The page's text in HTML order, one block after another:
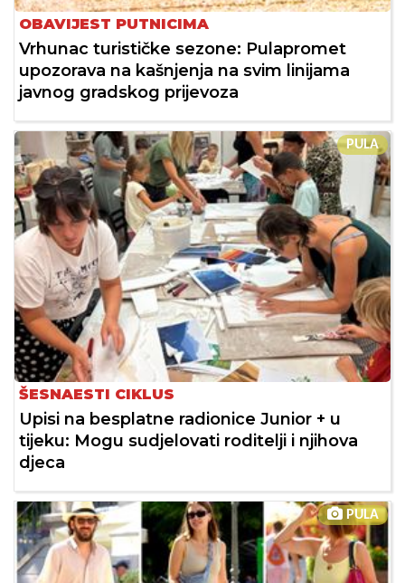
OBAVIJEST PUTNICIMA
Vrhunac turističke sezone: Pulapromet
upozorava na kašnjenja na svim linijama
javnog gradskog prijevoza
PULA
ŠESNAESTI CIKLUS
Upisi na besplatne radionice Junior + u
tijeku: Mogu sudjelovati roditelji i njihova
djeca
PULA